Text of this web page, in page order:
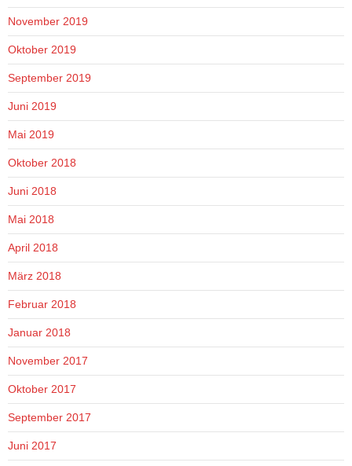
November 2019
Oktober 2019
September 2019
Juni 2019
Mai 2019
Oktober 2018
Juni 2018
Mai 2018
April 2018
März 2018
Februar 2018
Januar 2018
November 2017
Oktober 2017
September 2017
Juni 2017